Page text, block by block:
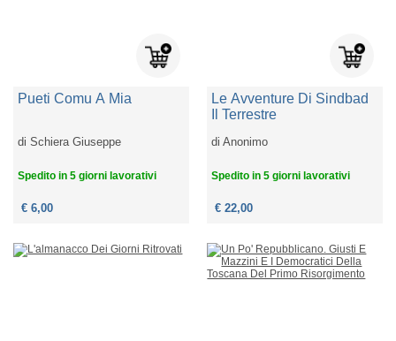
Pueti Comu A Mia
diSchiera Giuseppe
Spedito in 5 giorni lavorativi
€ 6,00
Le Avventure Di Sindbad
Il Terrestre
diAnonimo
Spedito in 5 giorni lavorativi
€ 22,00